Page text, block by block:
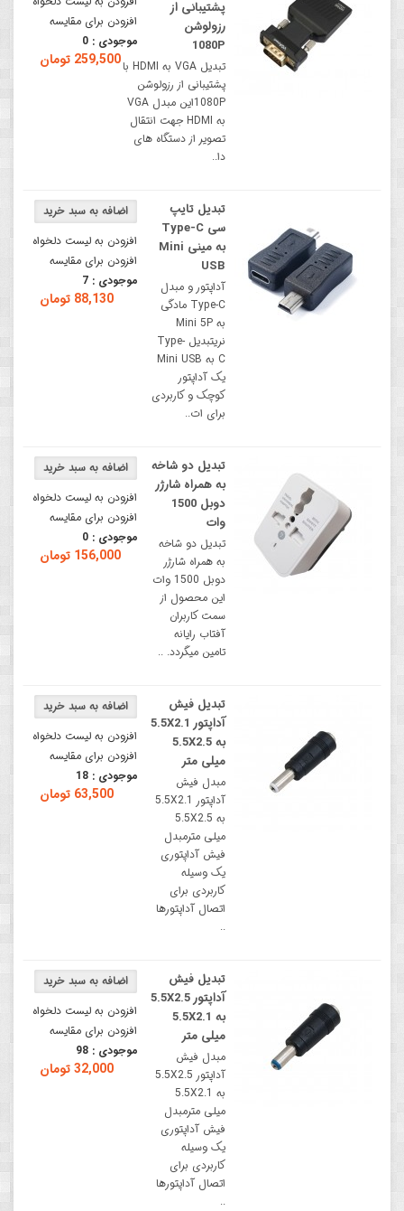
افزودن برای مقایسه
موجودی : 0
259,500 تومان
پشتیبانی از
رزولوشن
1080P
تبدیل VGA به HDMI با
پشتیبانی از رزولوشن
1080Pاین مبدل VGA
به HDMI جهت انتقال
تصویر از دستگاه های
دا..
افزودن به لیست دلخواه
افزودن برای مقایسه
موجودی : 7
88,130 تومان
تبدیل تایپ
سی Type-C
به مینی Mini
USB
آداپتور و مبدل
Type-C مادگی
به Mini 5P
نریتبدیل Type-
C به Mini USB
یک آداپتور
کوچک و کاربردی
برای ات..
افزودن به لیست دلخواه
افزودن برای مقایسه
موجودی : 0
156,000 تومان
تبدیل دو شاخه
به همراه شارژر
دوبل 1500
وات
تبدیل دو شاخه
به همراه شارژر
دوبل 1500 وات
این محصول از
سمت کاربران
آفتاب رایانه
تامین میگردد. ..
افزودن به لیست دلخواه
افزودن برای مقایسه
موجودی : 18
63,500 تومان
تبدیل فیش
آداپتور 5.5X2.1
به 5.5X2.5
میلی متر
مبدل فیش
آداپتور 5.5X2.1
به 5.5X2.5
میلی مترمبدل
فیش آداپتوری
یک وسیله
کاربردی برای
اتصال آداپتورها
..
افزودن به لیست دلخواه
افزودن برای مقایسه
موجودی : 98
32,000 تومان
تبدیل فیش
آداپتور 5.5X2.5
به 5.5X2.1
میلی متر
مبدل فیش
آداپتور 5.5X2.5
به 5.5X2.1
میلی مترمبدل
فیش آداپتوری
یک وسیله
کاربردی برای
اتصال آداپتورها
..